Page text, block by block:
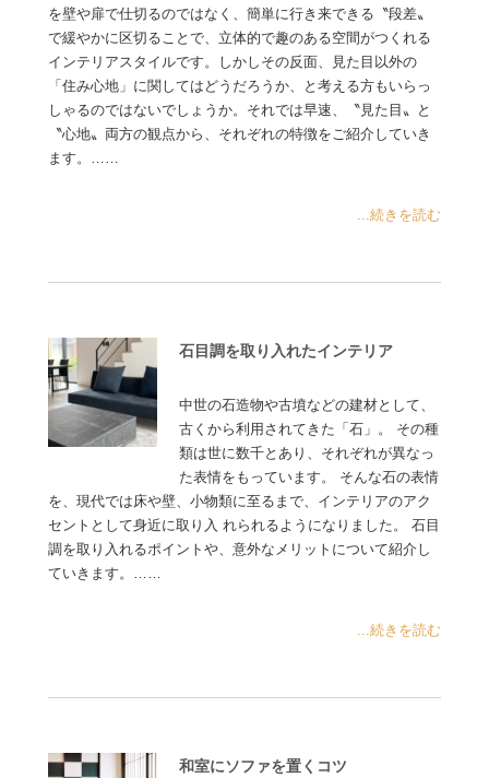
を壁や扉で仕切るのではなく、簡単に行き来できる〝段差〟
で緩やかに区切ることで、立体的で趣のある空間がつくれる
インテリアスタイルです。しかしその反面、見た目以外の
「住み心地」に関してはどうだろうか、と考える方もいらっ
しゃるのではないでしょうか。それでは早速、〝見た目〟と
〝心地〟両方の観点から、それぞれの特徴をご紹介していき
ます。……
...続きを読む
石目調を取り入れたインテリア
中世の石造物や古墳などの建材として、
古くから利用されてきた「石」。 その種
類は世に数千とあり、それぞれが異なっ
た表情をもっています。 そんな石の表情
を、現代では床や壁、小物類に至るまで、インテリアのアク
セントとして身近に取り入 れられるようになりました。 石目
調を取り入れるポイントや、意外なメリットについて紹介し
ていきます。……
...続きを読む
和室にソファを置くコツ